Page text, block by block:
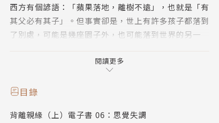
西方有個諺語：「蘋果落地，離樹不遠」，也就是「有
其父必有其子」。但事實卻是，世上有許多孩子都落到
了別處，可能是幾座園子外，也可能落到世界的另一
在《背離親緣》全套書中，作者窮盡十年時間，針對三
正常的父母生出聾人後代、芭蕾舞者生出侏儒女兒、華
閱讀更多
目錄
背離親緣（上）電子書 06：思覺失調